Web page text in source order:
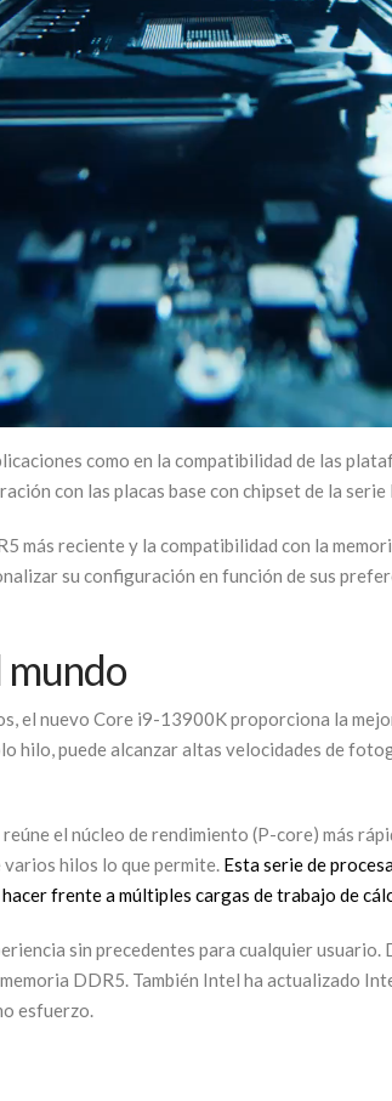
como en la compatibilidad de las
con las placas base con chipset de la
más reciente y la compatibilidad con la
su configuración en función de sus
mundo
el nuevo Core i9-13900K proporciona la
hilo, puede alcanzar altas velocidades de
el núcleo de rendimiento (P-core) más
hilos lo que permite. Esta serie de
frente a múltiples cargas de trabajo de
sin precedentes para cualquier
DDR5. También Intel ha actualizado
esfuerzo.